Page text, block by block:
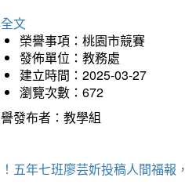
文
榮譽事項：桃園市競賽
發佈單位：教務處
建立時間：2025-03-27
瀏覽次數：672
發布者：教學組
五年七班廖芸妡投稿人間福報